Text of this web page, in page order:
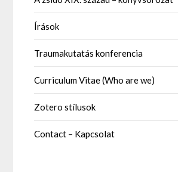
Írások
Traumakutatás konferencia
Curriculum Vitae (Who are we)
Zotero stílusok
Contact – Kapcsolat